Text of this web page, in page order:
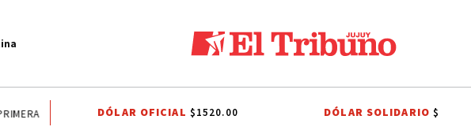
DIEGO CHACÓN PRIMERA NACIONAL LIGA PROFESIONAL
DÓLAR OFICIAL $1520.00 DÓLAR SOLIDARIO$